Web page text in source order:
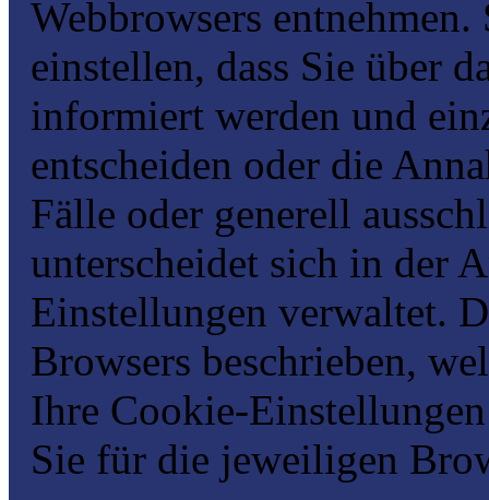
Webbrowsers
einstellen, dass Sie über
informiert werden und
entscheiden oder die
Fälle oder generell
unterscheidet sich in der
Einstellungen verwaltet.
Browsers beschrieben,
Ihre Cookie-
Sie für die jeweiligen